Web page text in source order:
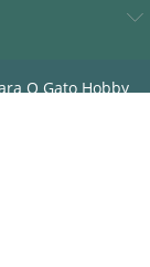
O Gato Hobby